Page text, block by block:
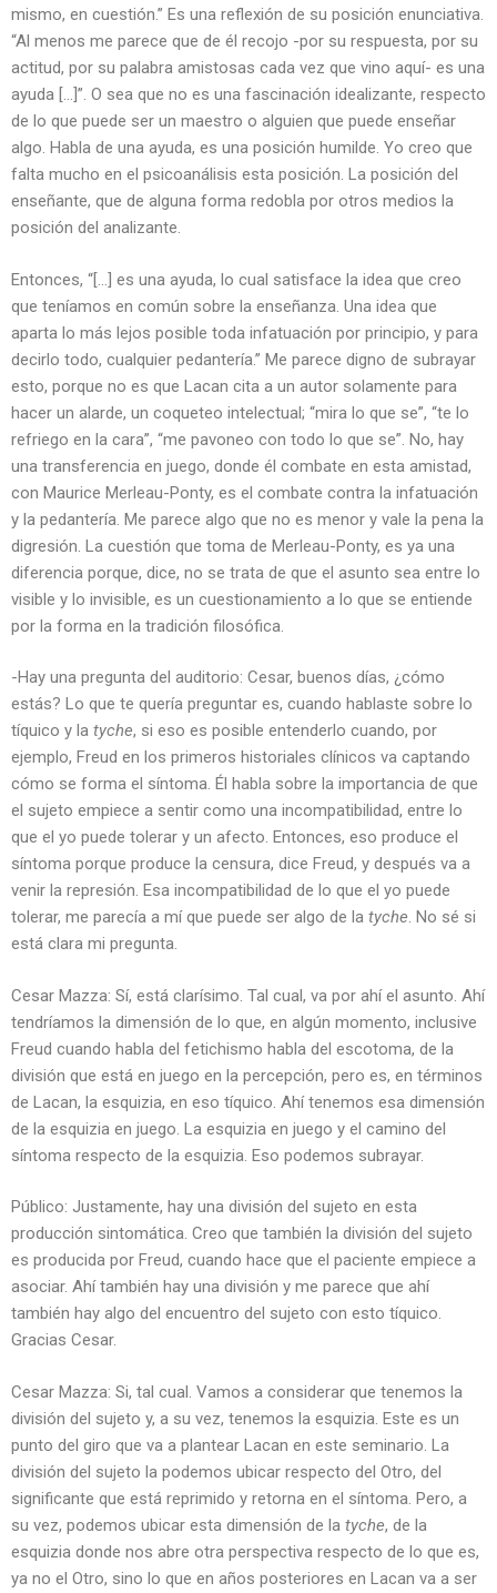
mismo, en cuestión.” Es una reflexión de su posición enunciativa.
“Al menos me parece que de él recojo -por su respuesta, por su
actitud, por su palabra amistosas cada vez que vino aquí- es una
ayuda […]”. O sea que no es una fascinación idealizante, respecto
de lo que puede ser un maestro o alguien que puede enseñar
algo. Habla de una ayuda, es una posición humilde. Yo creo que
falta mucho en el psicoanálisis esta posición. La posición del
enseñante, que de alguna forma redobla por otros medios la
posición del analizante.
Entonces, “[…] es una ayuda, lo cual satisface la idea que creo
que teníamos en común sobre la enseñanza. Una idea que
aparta lo más lejos posible toda infatuación por principio, y para
decirlo todo, cualquier pedantería.” Me parece digno de subrayar
esto, porque no es que Lacan cita a un autor solamente para
hacer un alarde, un coqueteo intelectual; “mira lo que se”, “te lo
refriego en la cara”, “me pavoneo con todo lo que se”. No, hay
una transferencia en juego, donde él combate en esta amistad,
con Maurice Merleau-Ponty, es el combate contra la infatuación
y la pedantería. Me parece algo que no es menor y vale la pena la
digresión. La cuestión que toma de Merleau-Ponty, es ya una
diferencia porque, dice, no se trata de que el asunto sea entre lo
visible y lo invisible, es un cuestionamiento a lo que se entiende
por la forma en la tradición filosófica.
-Hay una pregunta del auditorio: Cesar, buenos días, ¿cómo
estás? Lo que te quería preguntar es, cuando hablaste sobre lo
tíquico y la tyche, si eso es posible entenderlo cuando, por
ejemplo, Freud en los primeros historiales clínicos va captando
cómo se forma el síntoma. Él habla sobre la importancia de que
el sujeto empiece a sentir como una incompatibilidad, entre lo
que el yo puede tolerar y un afecto. Entonces, eso produce el
síntoma porque produce la censura, dice Freud, y después va a
venir la represión. Esa incompatibilidad de lo que el yo puede
tolerar, me parecía a mí que puede ser algo de la tyche. No sé si
está clara mi pregunta.
Cesar Mazza: Sí, está clarísimo. Tal cual, va por ahí el asunto. Ahí
tendríamos la dimensión de lo que, en algún momento, inclusive
Freud cuando habla del fetichismo habla del escotoma, de la
división que está en juego en la percepción, pero es, en términos
de Lacan, la esquizia, en eso tíquico. Ahí tenemos esa dimensión
de la esquizia en juego. La esquizia en juego y el camino del
síntoma respecto de la esquizia. Eso podemos subrayar.
Público: Justamente, hay una división del sujeto en esta
producción sintomática. Creo que también la división del sujeto
es producida por Freud, cuando hace que el paciente empiece a
asociar. Ahí también hay una división y me parece que ahí
también hay algo del encuentro del sujeto con esto tíquico.
Gracias Cesar.
Cesar Mazza: Si, tal cual. Vamos a considerar que tenemos la
división del sujeto y, a su vez, tenemos la esquizia. Este es un
punto del giro que va a plantear Lacan en este seminario. La
división del sujeto la podemos ubicar respecto del Otro, del
significante que está reprimido y retorna en el síntoma. Pero, a
su vez, podemos ubicar esta dimensión de la tyche, de la
esquizia donde nos abre otra perspectiva respecto de lo que es,
ya no el Otro, sino lo que en años posteriores en Lacan va a ser